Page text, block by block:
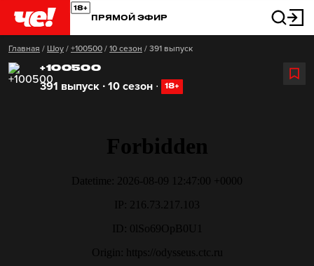
ПРЯМОЙ ЭФИР
Главная / Шоу / +100500 / 10 сезон / 391 выпуск
+100500
391 выпуск ∙ 10 сезон ∙ 18+